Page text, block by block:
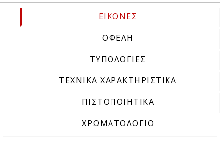
ΕΙΚΟΝΕΣ
ΟΦΕΛΗ
ΤΥΠΟΛΟΓΙΕΣ
ΤΕΧΝΙΚΑ ΧΑΡΑΚΤΗΡΙΣΤΙΚΑ
ΠΙΣΤΟΠΟΙΗΤΙΚΑ
ΧΡΩΜΑΤΟΛΟΓΙΟ